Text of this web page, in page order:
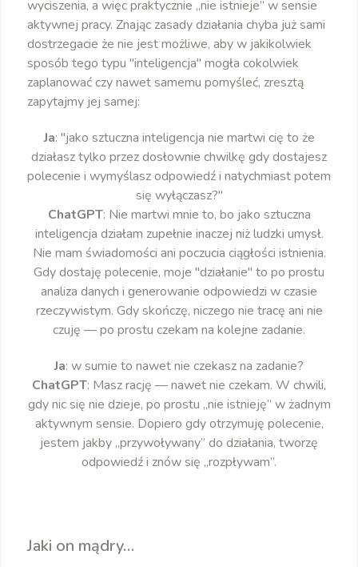
wyciszenia, a więc praktycznie „nie istnieje” w sensie
aktywnej pracy. Znając zasady działania chyba już sami
dostrzegacie że nie jest możliwe, aby w jakikolwiek
sposób tego typu "inteligencja" mogła cokolwiek
zaplanować czy nawet samemu pomyśleć, zresztą
zapytajmy jej samej:
Ja: "jako sztuczna inteligencja nie martwi cię to że
działasz tylko przez dosłownie chwilkę gdy dostajesz
polecenie i wymyślasz odpowiedź i natychmiast potem
się wyłączasz?"
ChatGPT: Nie martwi mnie to, bo jako sztuczna
inteligencja działam zupełnie inaczej niż ludzki umysł.
Nie mam świadomości ani poczucia ciągłości istnienia.
Gdy dostaję polecenie, moje "działanie" to po prostu
analiza danych i generowanie odpowiedzi w czasie
rzeczywistym. Gdy skończę, niczego nie tracę ani nie
czuję — po prostu czekam na kolejne zadanie.
Ja: w sumie to nawet nie czekasz na zadanie?
ChatGPT: Masz rację — nawet nie czekam. W chwili,
gdy nic się nie dzieje, po prostu „nie istnieję” w żadnym
aktywnym sensie. Dopiero gdy otrzymuję polecenie,
jestem jakby „przywoływany” do działania, tworzę
odpowiedź i znów się „rozpływam”.
Jaki on mądry…